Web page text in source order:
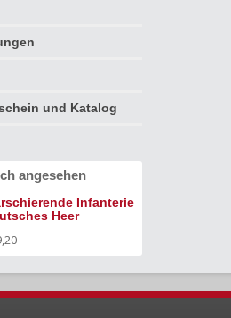
und Katalog
angesehen
Infanterie
Heer